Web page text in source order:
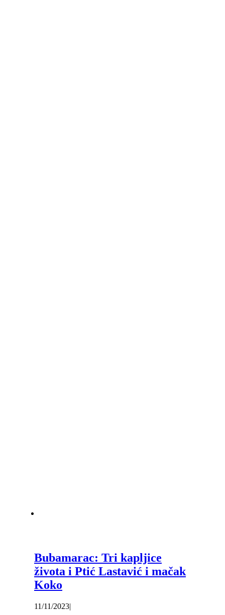
Bubamarac: Tri kapljice
života i Ptić Lastavić i mačak
Koko
11/11/2023|